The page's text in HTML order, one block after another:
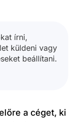
írni,
küldeni vagy
beállítani.
a céget, ki